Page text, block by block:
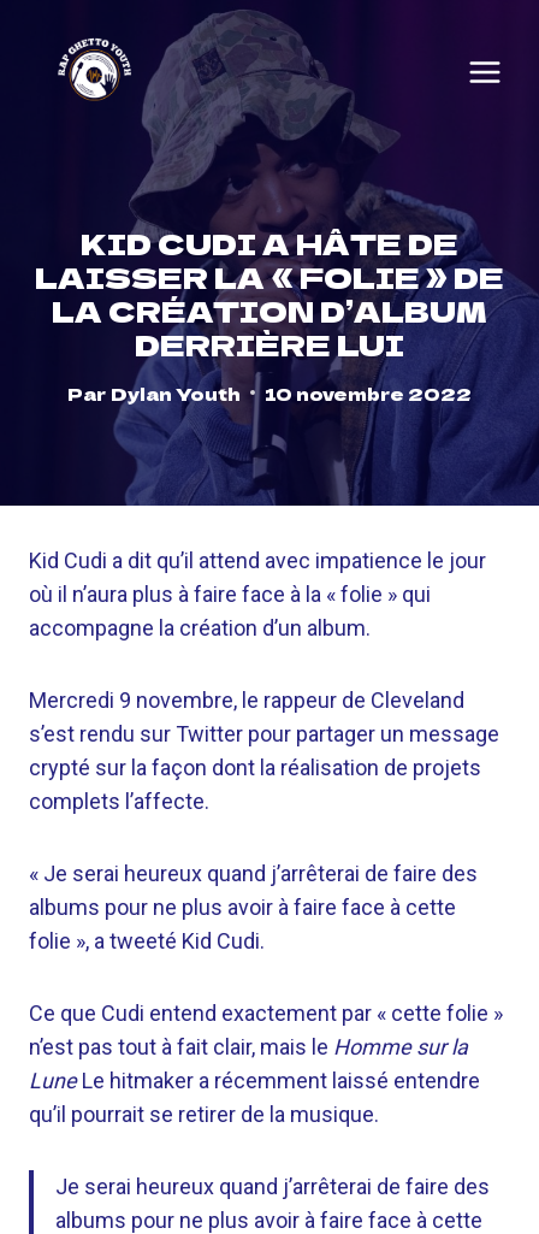
content
KID CUDI A HÂTE DE
LAISSER LA « FOLIE » DE
LA CRÉATION D’ALBUM
DERRIÈRE LUI
Par Dylan Youth 10 novembre 2022
Kid Cudi a dit qu’il attend avec impatience le jour
où il n’aura plus à faire face à la « folie » qui
accompagne la création d’un album.
Mercredi 9 novembre, le rappeur de Cleveland
s’est rendu sur Twitter pour partager un message
crypté sur la façon dont la réalisation de projets
complets l’affecte.
« Je serai heureux quand j’arrêterai de faire des
albums pour ne plus avoir à faire face à cette
folie », a tweeté Kid Cudi.
Ce que Cudi entend exactement par « cette folie »
n’est pas tout à fait clair, mais le Homme sur la
LuneLe hitmaker a récemment laissé entendre
qu’il pourrait se retirer de la musique.
Je serai heureux quand j’arrêterai de faire des
albums pour ne plus avoir à faire face à cette